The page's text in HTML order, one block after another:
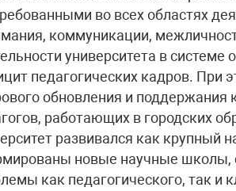
во всех областях
коммуникации,
университета в
педагогических кадров. При
обновления и поддержания
работающих в городских
развивался как крупный
новые научные
как педагогического, так и